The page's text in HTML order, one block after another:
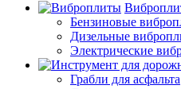
Бензиновые
Дизельные
Электрические
Грабли для асфальта